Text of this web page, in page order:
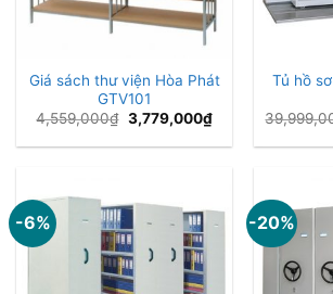
Giá sách thư viện Hòa Phát
GTV101
4,559,000₫ Giá
gốc
là:
3,779,000₫Giá
hiện
tại
Tủ hồ
-6% -20%